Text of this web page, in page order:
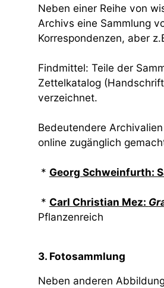
Neben einer Reihe von
Archivs eine Sammlung
Korrespondenzen, aber
Findmittel: Teile der
Zettelkatalog
verzeichnet.
Bedeutendere
online zugänglich
* Georg Schweinfurth:
* Carl Christian Mez:
Pflanzenreich
3. Fotosammlung
Neben anderen